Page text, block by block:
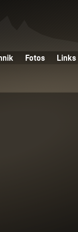
Fotos Links